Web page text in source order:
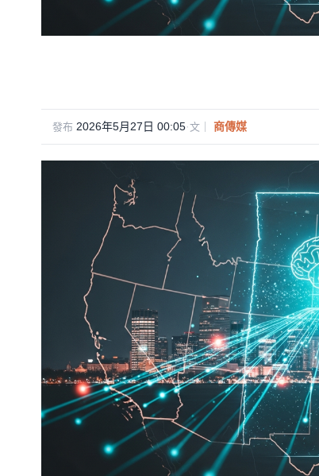
發布 2026年5月27日 00:05·文｜ 商傳媒